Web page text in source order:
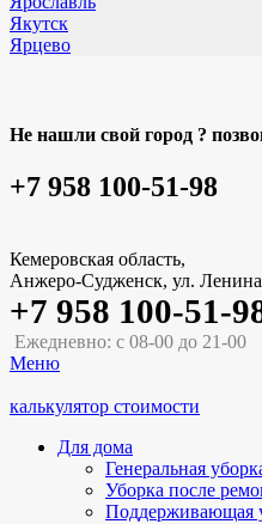
Якутск
Ярцево
Не нашли свой город ?
+7 958 100-51-98
Кемеровская область,
Анжеро-Судженск, ул.
+7 958 100-51-
Ежедневно: с 08-00 до 21-00
Меню
калькулятор стоимости
Для дома
Генеральная
Уборка после
Поддерживающая